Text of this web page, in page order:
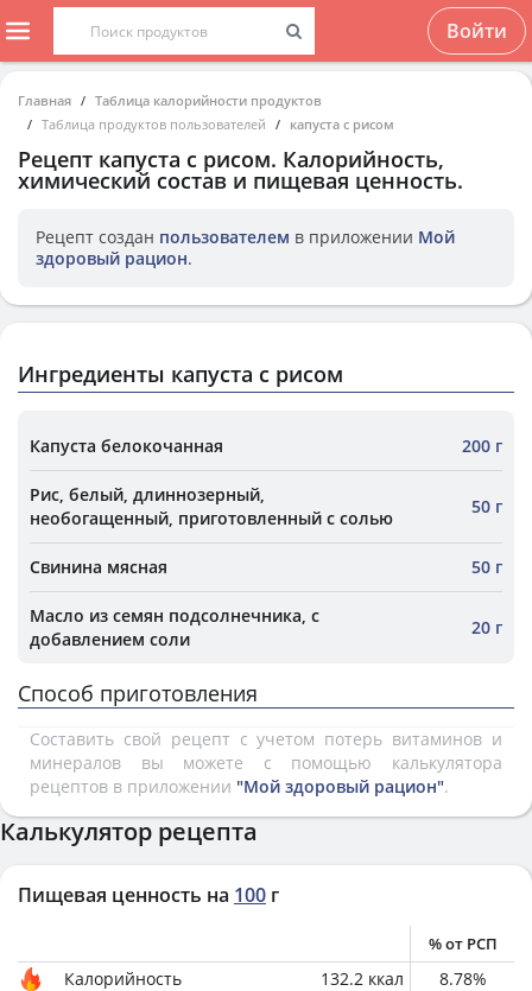
Войти
Главная
Таблица калорийности продуктов
Таблица продуктов пользователей
капуста с рисом
Рецепт капуста с рисом. Калорийность,
химический состав и пищевая ценность.
Рецепт создан пользователем в приложении Мой
здоровый рацион.
Ингредиенты капуста с рисом
Капуста белокочанная 200 г
Рис, белый, длиннозерный,
необогащенный, приготовленный с солью
50 г
Свинина мясная 50 г
Масло из семян подсолнечника, с
добавлением соли
20 г
Способ приготовления
Составить свой рецепт с учетом потерь витаминов и
минералов вы можете с помощью калькулятора
рецептов в приложении "Мой здоровый рацион".
Калькулятор рецепта
Пищевая ценность на 100 г
% от РСП
Калорийность 132.2 ккал 8.78%